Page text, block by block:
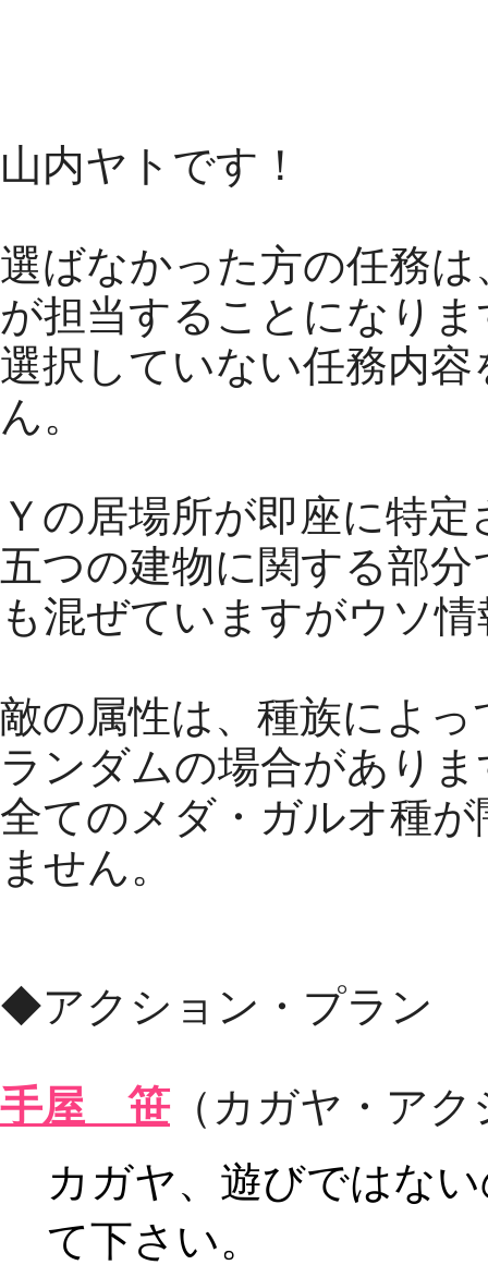
山内ヤトです！
選ばなかった方の任務
が担当することになりま
選択していない任務内
ん。
Ｙの居場所が即座に特
五つの建物に関する部
も混ぜていますがウソ
敵の属性は、種族によ
ランダムの場合がありま
全てのメダ・ガルオ種
ません。
◆アクション・プラン
手屋 笹 （カガヤ・ア
カガヤ、遊びではな
て下さい。